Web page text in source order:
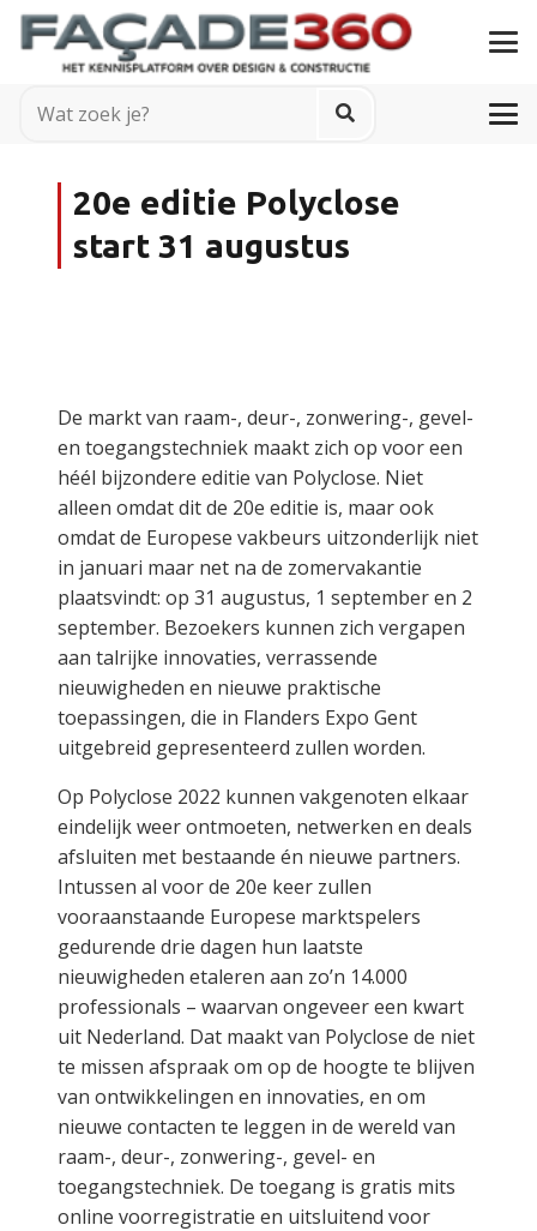
20e editie Polyclose
start 31 augustus
De markt van raam-, deur-, zonwering-, gevel-
en toegangstechniek maakt zich op voor een
héél bijzondere editie van Polyclose. Niet
alleen omdat dit de 20e editie is, maar ook
omdat de Europese vakbeurs uitzonderlijk niet
in januari maar net na de zomervakantie
plaatsvindt: op 31 augustus, 1 september en 2
september. Bezoekers kunnen zich vergapen
aan talrijke innovaties, verrassende
nieuwigheden en nieuwe praktische
toepassingen, die in Flanders Expo Gent
uitgebreid gepresenteerd zullen worden.
Op Polyclose 2022 kunnen vakgenoten elkaar
eindelijk weer ontmoeten, netwerken en deals
afsluiten met bestaande én nieuwe partners.
Intussen al voor de 20e keer zullen
vooraanstaande Europese marktspelers
gedurende drie dagen hun laatste
nieuwigheden etaleren aan zo’n 14.000
professionals – waarvan ongeveer een kwart
uit Nederland. Dat maakt van Polyclose de niet
te missen afspraak om op de hoogte te blijven
van ontwikkelingen en innovaties, en om
nieuwe contacten te leggen in de wereld van
raam-, deur-, zonwering-, gevel- en
toegangstechniek. De toegang is gratis mits
online voorregistratie en uitsluitend voor